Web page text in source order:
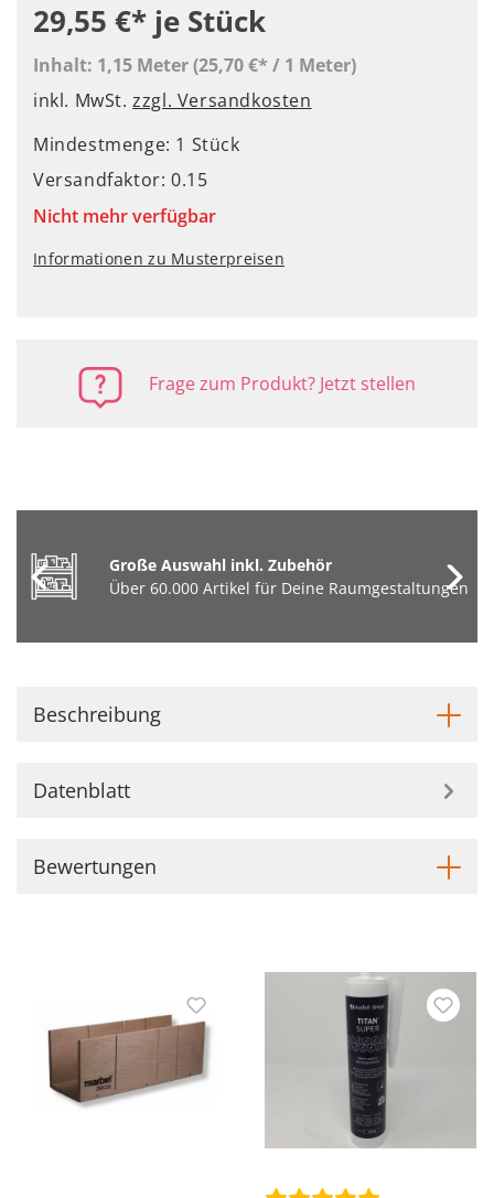
29,55 €* je Stück
Inhalt: 1,15 Meter(25,70 €* / 1 Meter)
inkl. MwSt.zzgl. Versandkosten
Mindestmenge: 1 Stück
Versandfaktor: 0.15
Nicht mehr verfügbar
Informationen zu Musterpreisen
Frage zum Produkt? Jetzt stellen
Große Auswahl inkl. Zubehör
Über 60.000 Artikel für Deine Raumgestaltungen
Beschreibung
Datenblatt
Bewertungen